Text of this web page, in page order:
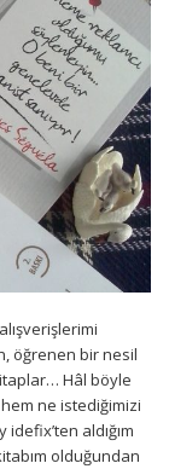
öğrenen bir nesil
Hâl böyle
ne istediğimizi
aldığım
olduğundan